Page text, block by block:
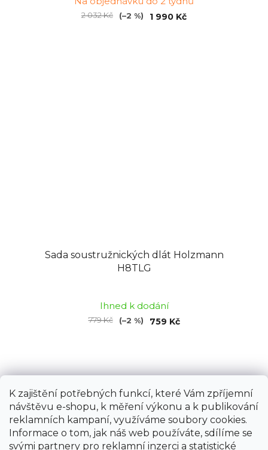
K zajištění potřebných funkcí, které Vám zpříjemní
návštěvu e-shopu, k měření výkonu a k publikování
reklamních kampaní, využíváme soubory cookies.
Informace o tom, jak náš web používáte, sdílíme se
svými partnery pro reklamní inzerci a statistické
1 990 Kč
2 032 Kč (–2 %)
Sada soustružnických dlát Holzmann
H8TLG
hodnocení
produktu
5
hvězdiček.
Ihned k dodání
759 Kč
779 Kč (–2 %)